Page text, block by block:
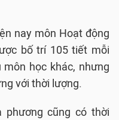
nay môn Hoạt động
bố trí 105 tiết mỗi
học khác, nhưng
với thời lượng.
phương cũng có thời